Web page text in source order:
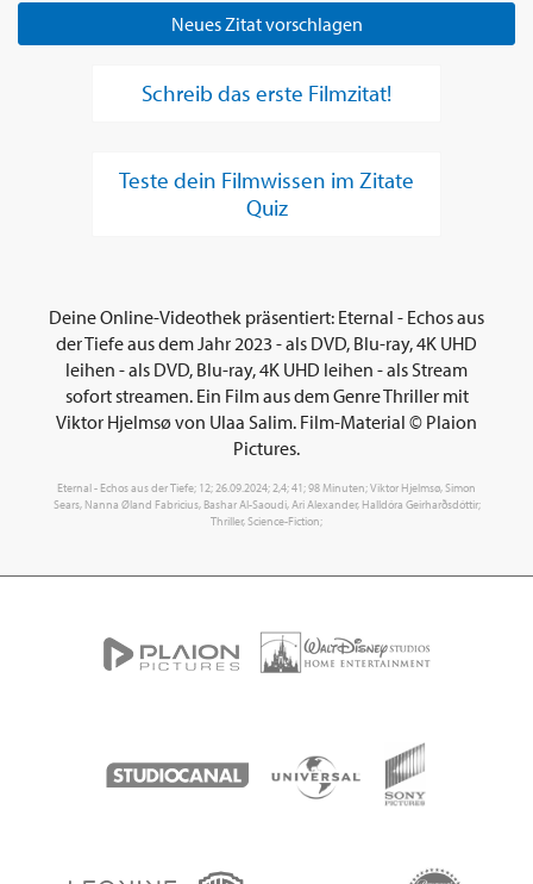
Neues Zitat vorschlagen
Schreib das erste Filmzitat!
Teste dein Filmwissen im Zitate
Quiz
Deine Online-Videothek präsentiert: Eternal - Echos aus
der Tiefe aus dem Jahr 2023 - als DVD, Blu-ray, 4K UHD
leihen - als DVD, Blu-ray, 4K UHD leihen - als Stream
sofort streamen. Ein Film aus dem Genre Thriller mit
Viktor Hjelmsø von Ulaa Salim. Film-Material © Plaion
Pictures.
Eternal - Echos aus der Tiefe; 12; 26.09.2024; 2,4; 41; 98 Minuten; Viktor Hjelmsø, Simon
Sears, Nanna Øland Fabricius, Bashar Al-Saoudi, Ari Alexander, Halldóra Geirharðsdóttir;
Thriller, Science-Fiction;